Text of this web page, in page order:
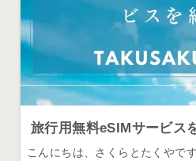
旅行用無料eSIMサービス
こんにちは、さくらとたくやで